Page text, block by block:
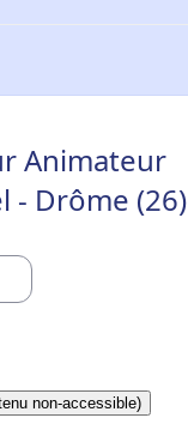
Animateur
- Drôme (26)
non-accessible)